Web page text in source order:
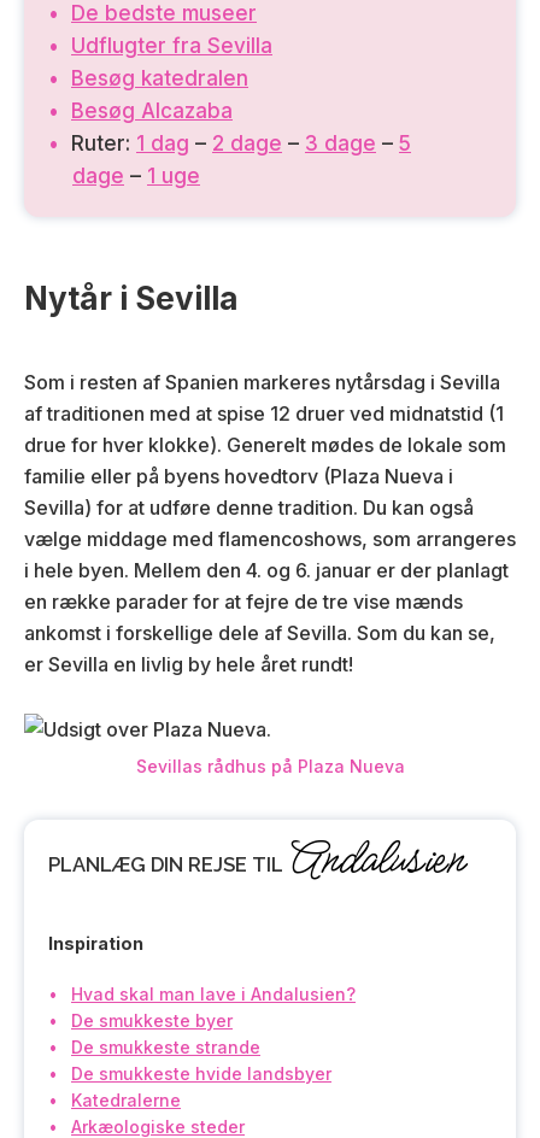
De bedste museer
Udflugter fra Sevilla
Besøg katedralen
Besøg Alcazaba
Ruter: 1 dag – 2 dage – 3 dage – 5
dage – 1 uge
Nytår i Sevilla
Som i resten af Spanien markeres nytårsdag i Sevilla
af traditionen med at spise 12 druer ved midnatstid (1
drue for hver klokke). Generelt mødes de lokale som
familie eller på byens hovedtorv (Plaza Nueva i
Sevilla) for at udføre denne tradition. Du kan også
vælge middage med flamencoshows, som arrangeres
i hele byen. Mellem den 4. og 6. januar er der planlagt
en række parader for at fejre de tre vise mænds
ankomst i forskellige dele af Sevilla. Som du kan se,
er Sevilla en livlig by hele året rundt!
Sevillas rådhus på Plaza Nueva
PLANLÆG DIN REJSE TIL Andalusien
Inspiration
Hvad skal man lave i Andalusien?
De smukkeste byer
De smukkeste strande
De smukkeste hvide landsbyer
Katedralerne
Arkæologiske steder